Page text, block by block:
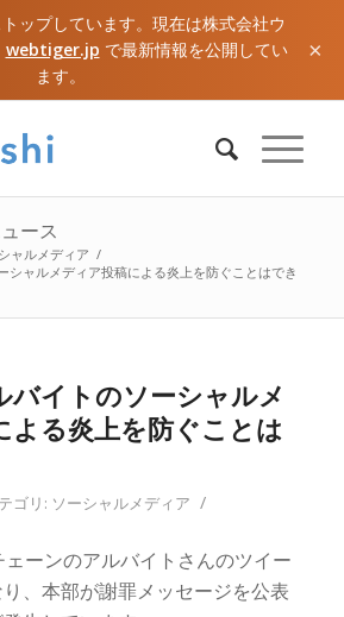
ップしています。現在は株式会社ウ
webtiger.jp で最新情報を公開してい
ます。
×
ース
ャルメディア /
シャルメディア投稿による炎上を防ぐことはでき
バイトのソーシャルメ
よる炎上を防ぐことは
ゴリ: ソーシャルメディア /
ーンのアルバイトさんのツイー
り、本部が謝罪メッセージを公表